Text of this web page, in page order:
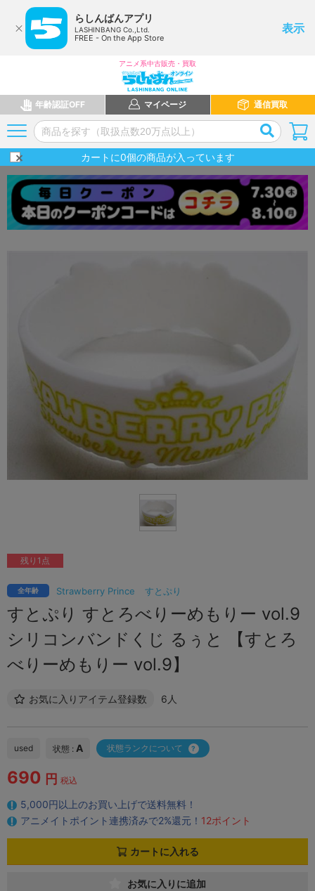
らしんばんアプリ
LASHINBANG Co.,Ltd.
FREE - On the App Store
表示
アニメ系中古販売・買取
年齢認証OFF マイページ 通信買取
カートに0個の商品が入っています
Strawberry Prince すとぷり
全年齢
すとぷり すとろべりーめもりー vol.9
シリコンバンドくじ るぅと 【すとろ
べりーめもりー vol.9】
お気に入りアイテム登録数 6人
残り1点
used 状態 : A 状態ランクについて
690 円 税込
5,000円以上のお買い上げで送料無料！
アニメイトポイント連携済みで2%還元！ 12ポイント
カートに入れる
お気に入りに追加